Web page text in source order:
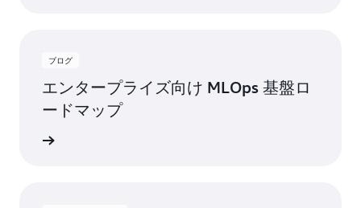
ブログ
エンタープライズ向け MLOps 基盤ロ
ードマップ